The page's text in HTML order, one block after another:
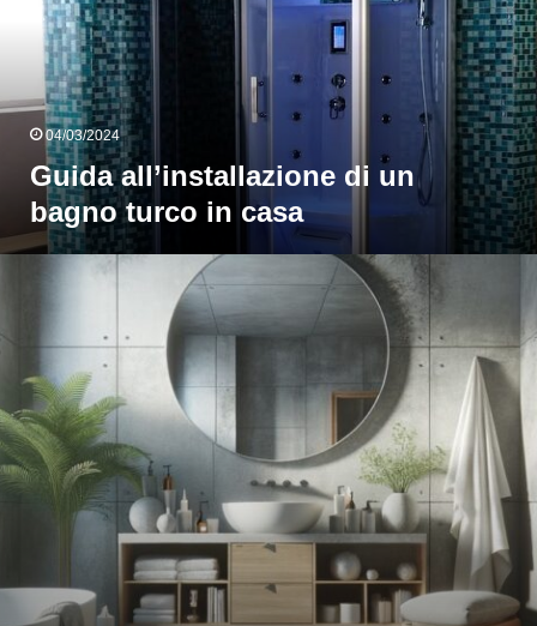
04/03/2024
Guida all’installazione di un
bagno turco in casa